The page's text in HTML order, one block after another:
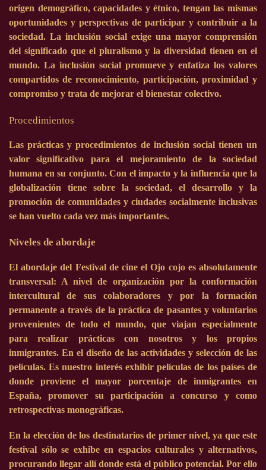
origen demográfico, capacidades y étnico, tengan las mismas
oportunidades y perspectivas de participar y contribuir a la
sociedad. La inclusión social exige una mayor comprensión
del significado que el pluralismo y la diversidad tienen en el
mundo. La inclusión social promueve y enfatiza los valores
compartidos de reconocimiento, participación, proximidad y
compromiso y trata de mejorar el bienestar colectivo.
Procedimientos
Las prácticas y procedimientos de inclusión social tienen un
valor significativo para el mejoramiento de la sociedad
humana en su conjunto. Con el impacto y la influencia que la
globalización tiene sobre la sociedad, el desarrollo y la
promoción de comunidades y ciudades socialmente inclusivas
se han vuelto cada vez más importantes.
Niveles de abordaje
El abordaje del Festival de cine el Ojo cojo es absolutamente
transversal: A nivel de organización por la conformación
intercultural de sus colaboradores y por la formación
permanente a través de la práctica de pasantes y voluntarios
provenientes de todo el mundo, que viajan especialmente
para realizar prácticas con nosotros y los propios
inmigrantes. En el diseño de las actividades y selección de las
películas. Es nuestro interés exhibir películas de los países de
donde proviene el mayor porcentaje de inmigrantes en
España, promover su participación a concurso y como
retrospectivas monográficas.
En la elección de los destinatarios de primer nivel, ya que este
festival sólo se exhibe en espacios culturales y alternativos,
procurando llegar allí donde está el público potencial. Por ello